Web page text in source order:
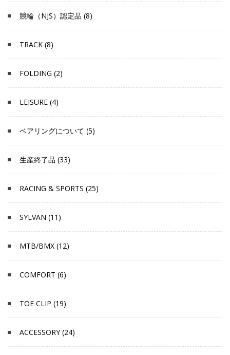
競輪（NJS）認定品 (8)
TRACK (8)
FOLDING (2)
LEISURE (4)
ベアリングについて (5)
生産終了品 (33)
RACING & SPORTS (25)
SYLVAN (11)
MTB/BMX (12)
COMFORT (6)
TOE CLIP (19)
ACCESSORY (24)